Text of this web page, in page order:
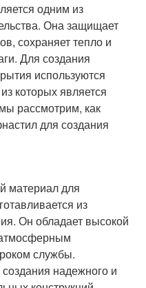
одним из
Она защищает
сохраняет тепло и
Для создания
используются
которых является
рассмотрим, как
для создания
материал для
из
Он обладает высокой
службы.
надежного и